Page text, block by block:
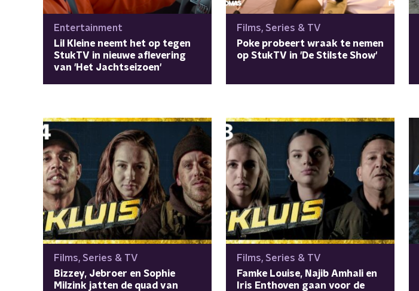
Entertainment
Lil Kleine neemt het op tegen
StukTV in nieuwe aflevering
van 'Het Jachtseizoen'
Films, Series & TV
Poke probeert wraak te nemen
op StukTV in 'De Stilste Show'
Films, Series & TV
Bizzey, Jebroer en Sophie
Milzink jatten de quad van
Films, Series & TV
Famke Louise, Najib Amhali en
Iris Enthoven gaan voor de